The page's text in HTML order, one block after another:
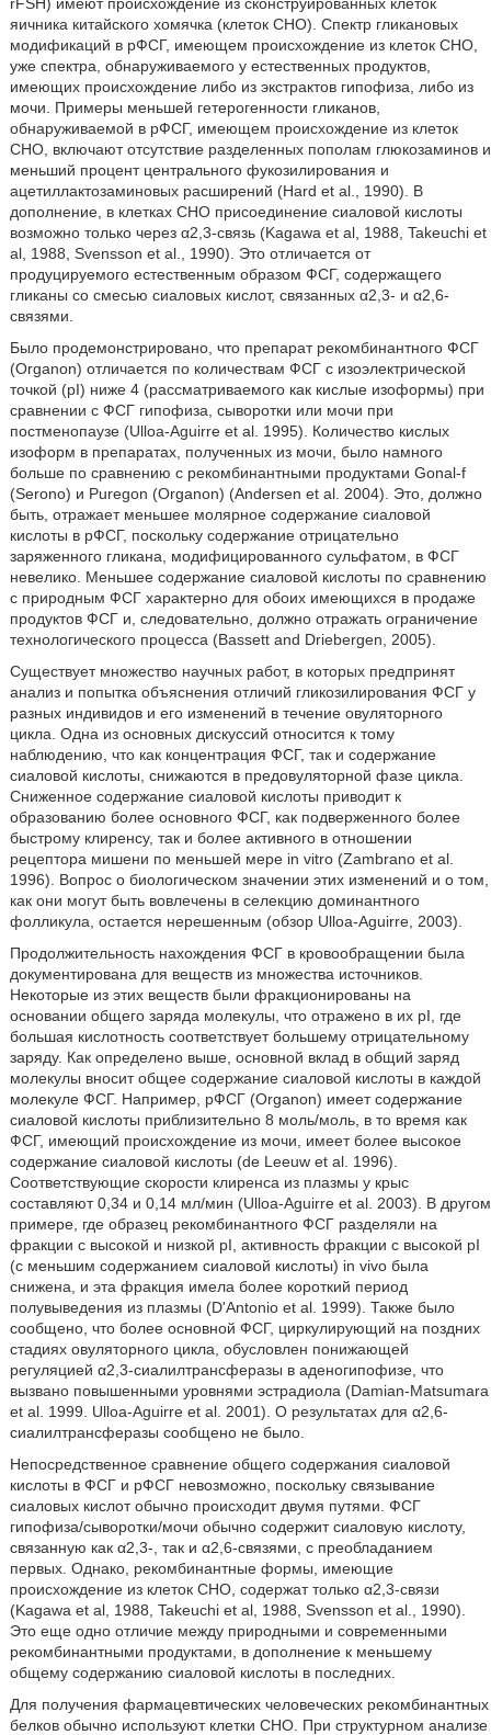
яичника китайского хомячка (клеток СНО). Спектр гликановых
модификаций в рФСГ, имеющем происхождение из клеток СНО,
уже спектра, обнаруживаемого у естественных продуктов,
имеющих происхождение либо из экстрактов гипофиза, либо из
мочи. Примеры меньшей гетерогенности гликанов,
обнаруживаемой в рФСГ, имеющем происхождение из клеток
СНО, включают отсутствие разделенных пополам глюкозаминов и
меньший процент центрального фукозилирования и
ацетиллактозаминовых расширений (Hard et al., 1990). В
дополнение, в клетках СНО присоединение сиаловой кислоты
возможно только через α2,3-связь (Kagawa et al, 1988, Takeuchi et
al, 1988, Svensson et al., 1990). Это отличается от
продуцируемого естественным образом ФСГ, содержащего
гликаны со смесью сиаловых кислот, связанных α2,3- и α2,6-
связями.
Было продемонстрировано, что препарат рекомбинантного ФСГ
(Organon) отличается по количествам ФСГ с изоэлектрической
точкой (pI) ниже 4 (рассматриваемого как кислые изоформы) при
сравнении с ФСГ гипофиза, сыворотки или мочи при
постменопаузе (Ulloa-Aguirre et al. 1995). Количество кислых
изоформ в препаратах, полученных из мочи, было намного
больше по сравнению с рекомбинантными продуктами Gonal-f
(Serono) и Puregon (Organon) (Andersen et al. 2004). Это, должно
быть, отражает меньшее молярное содержание сиаловой
кислоты в рФСГ, поскольку содержание отрицательно
заряженного гликана, модифицированного сульфатом, в ФСГ
невелико. Меньшее содержание сиаловой кислоты по сравнению
с природным ФСГ характерно для обоих имеющихся в продаже
продуктов ФСГ и, следовательно, должно отражать ограничение
технологического процесса (Bassett and Driebergen, 2005).
Существует множество научных работ, в которых предпринят
анализ и попытка объяснения отличий гликозилирования ФСГ у
разных индивидов и его изменений в течение овуляторного
цикла. Одна из основных дискуссий относится к тому
наблюдению, что как концентрация ФСГ, так и содержание
сиаловой кислоты, снижаются в предовуляторной фазе цикла.
Сниженное содержание сиаловой кислоты приводит к
образованию более основного ФСГ, как подверженного более
быстрому клиренсу, так и более активного в отношении
рецептора мишени по меньшей мере in vitro (Zambrano et al.
1996). Вопрос о биологическом значении этих изменений и о том,
как они могут быть вовлечены в селекцию доминантного
фолликула, остается нерешенным (обзор Ulloa-Aguirre, 2003).
Продолжительность нахождения ФСГ в кровообращении была
документирована для веществ из множества источников.
Некоторые из этих веществ были фракционированы на
основании общего заряда молекулы, что отражено в их pI, где
большая кислотность соответствует большему отрицательному
заряду. Как определено выше, основной вклад в общий заряд
молекулы вносит общее содержание сиаловой кислоты в каждой
молекуле ФСГ. Например, рФСГ (Organon) имеет содержание
сиаловой кислоты приблизительно 8 моль/моль, в то время как
ФСГ, имеющий происхождение из мочи, имеет более высокое
содержание сиаловой кислоты (de Leeuw et al. 1996).
Соответствующие скорости клиренса из плазмы у крыс
составляют 0,34 и 0,14 мл/мин (Ulloa-Aguirre et al. 2003). В другом
примере, где образец рекомбинантного ФСГ разделяли на
фракции с высокой и низкой pI, активность фракции с высокой pI
(с меньшим содержанием сиаловой кислоты) in vivo была
снижена, и эта фракция имела более короткий период
полувыведения из плазмы (DʹAntonio et al. 1999). Также было
сообщено, что более основной ФСГ, циркулирующий на поздних
стадиях овуляторного цикла, обусловлен понижающей
регуляцией α2,3-сиалилтрансферазы в аденогипофизе, что
вызвано повышенными уровнями эстрадиола (Damian-Matsumara
et al. 1999. Ulloa-Aguirre et al. 2001). О результатах для α2,6-
сиалилтрансферазы сообщено не было.
Непосредственное сравнение общего содержания сиаловой
кислоты в ФСГ и рФСГ невозможно, поскольку связывание
сиаловых кислот обычно происходит двумя путями. ФСГ
гипофиза/сыворотки/мочи обычно содержит сиаловую кислоту,
связанную как α2,3-, так и α2,6-связями, с преобладанием
первых. Однако, рекомбинантные формы, имеющие
происхождение из клеток СНО, содержат только α2,3-связи
(Kagawa et al, 1988, Takeuchi et al, 1988, Svensson et al., 1990).
Это еще одно отличие между природными и современными
рекомбинантными продуктами, в дополнение к меньшему
общему содержанию сиаловой кислоты в последних.
Для получения фармацевтических человеческих рекомбинантных
белков обычно используют клетки СНО. При структурном анализе